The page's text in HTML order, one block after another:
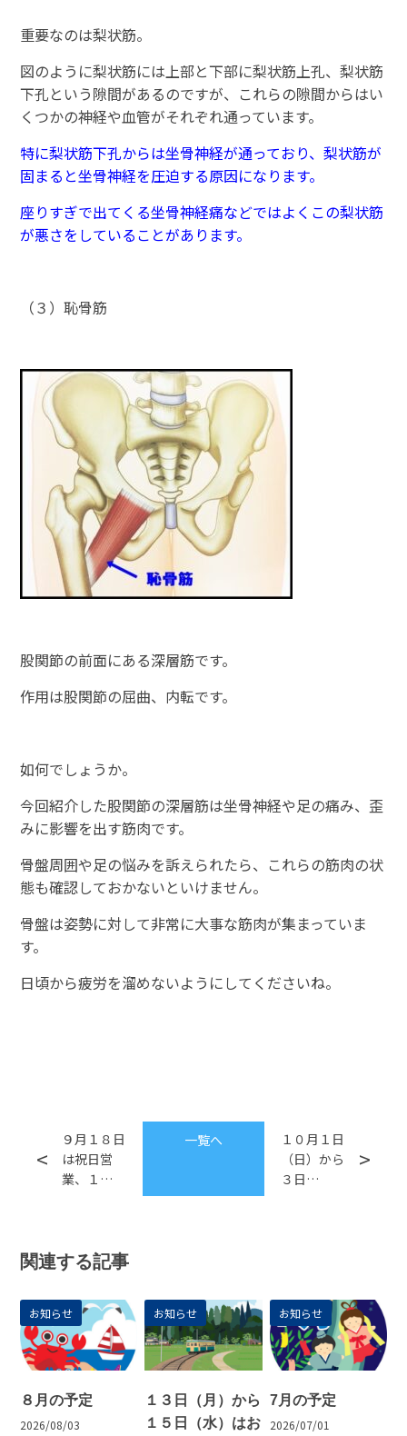
重要なのは梨状筋。
図のように梨状筋には上部と下部に梨状筋上孔、梨状筋
下孔という隙間があるのですが、これらの隙間からはい
くつかの神経や血管がそれぞれ通っています。
特に梨状筋下孔からは坐骨神経が通っており、梨状筋が
固まると坐骨神経を圧迫する原因になります。
座りすぎで出てくる坐骨神経痛などではよくこの梨状筋
が悪さをしていることがあります。
（３）恥骨筋
股関節の前面にある深層筋です。
作用は股関節の屈曲、内転です。
如何でしょうか。
今回紹介した股関節の深層筋は坐骨神経や足の痛み、歪
みに影響を出す筋肉です。
骨盤周囲や足の悩みを訴えられたら、これらの筋肉の状
態も確認しておかないといけません。
骨盤は姿勢に対して非常に大事な筋肉が集まっていま
す。
日頃から疲労を溜めないようにしてくださいね。
９月１８日
は祝日営
業、１…
一覧へ
１０月１日
（日）から
３日…
関連する記事
お知らせ
８月の予定
2026/08/03
お知らせ
１３日（月）から
１５日（水）はお
お知らせ
7月の予定
2026/07/01